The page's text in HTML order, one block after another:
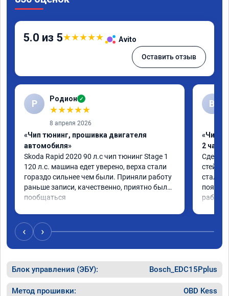
5.0 из 5★★★★★ Avito
Оставить отзыв
Р Родион ✓
★★★★★
8 апреля 2026
«Чип тюнинг, прошивка двигателя
автомобиля»
Skoda Rapid 2020 90 л.с чип тюнинг Stage 1
120 л.с. машина едет уверено, верха стали
гораздо сильнее чем были. Приняли работу
раньше записи, качественно, приятно было
пообщаться
В
«Чип
2 часа»
стала
‹ ›
Блок управления (ЭБУ): Bosch_EDC15Pplus
Метод прошивки: OBD Kess